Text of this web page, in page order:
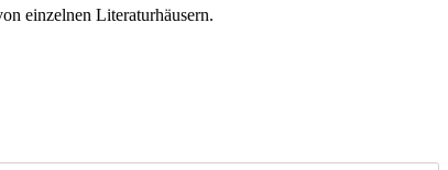
einzelnen Literaturhäusern.